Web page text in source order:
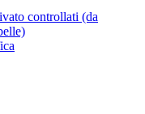
controllati (da